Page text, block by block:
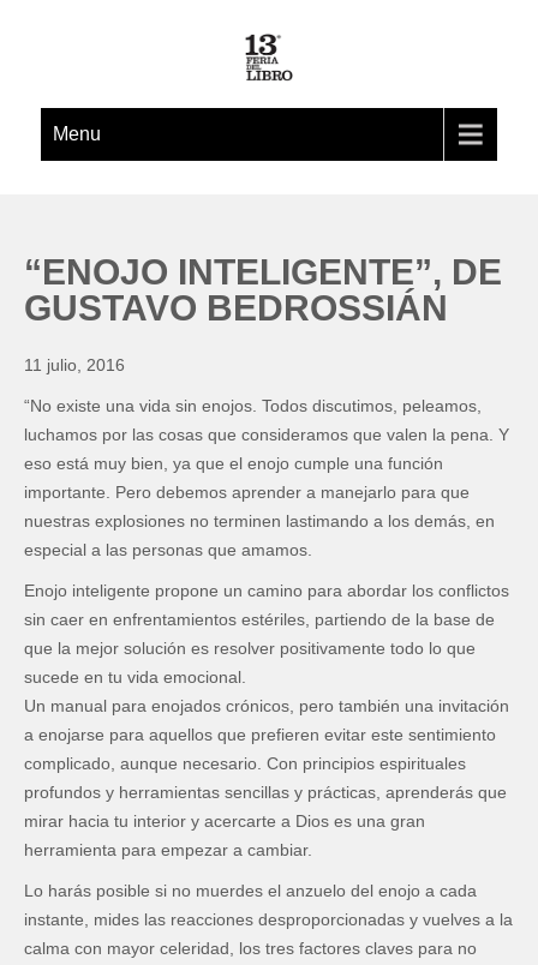
Menu
“ENOJO INTELIGENTE”, DE
GUSTAVO BEDROSSIÁN
11 julio, 2016
“No existe una vida sin enojos. Todos discutimos, peleamos,
luchamos por las cosas que consideramos que valen la pena. Y
eso está muy bien, ya que el enojo cumple una función
importante. Pero debemos aprender a manejarlo para que
nuestras explosiones no terminen lastimando a los demás, en
especial a las personas que amamos.
Enojo inteligente propone un camino para abordar los conflictos
sin caer en enfrentamientos estériles, partiendo de la base de
que la mejor solución es resolver positivamente todo lo que
sucede en tu vida emocional.
Un manual para enojados crónicos, pero también una invitación
a enojarse para aquellos que prefieren evitar este sentimiento
complicado, aunque necesario. Con principios espirituales
profundos y herramientas sencillas y prácticas, aprenderás que
mirar hacia tu interior y acercarte a Dios es una gran
herramienta para empezar a cambiar.
Lo harás posible si no muerdes el anzuelo del enojo a cada
instante, mides las reacciones desproporcionadas y vuelves a la
calma con mayor celeridad, los tres factores claves para no